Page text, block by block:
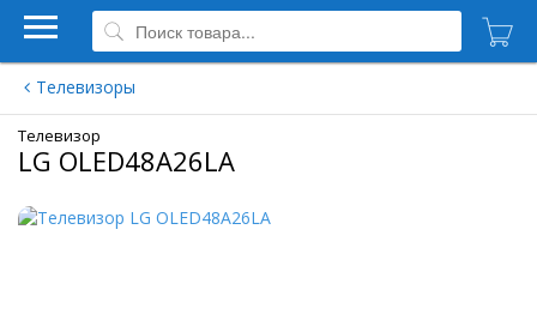
Телевизоры
Телевизор
LG OLED48A26LA